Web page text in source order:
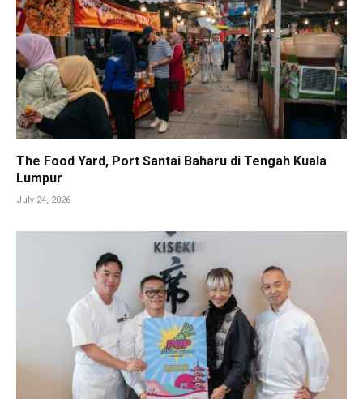
The Food Yard, Port Santai Baharu di Tengah Kuala
Lumpur
July 24, 2026